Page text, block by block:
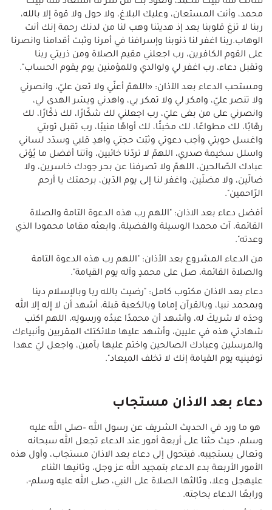
سألك منه نبيك محمد، ونعوذ بك من شر ما استعاذ منه نبيك
محمد، وأنت المستعان، وعليك البلاغ، ولا حول ولا قوة إلا بالله،
ربنا لا تزغ قلوبنا بعد إذ هديتنا وهب لنا من لدنك رحمة إنك أنت
الوهاب.ربنا اغفر لنا ذنوبنا وإسرافنا في أمرنا وثبت أقدامنا وانصرنا
على القوم الكافرين، رب اجعلني مقيم الصلاة ومن ذريتي ربنا
وتقبل دعاء، رب اغفر لي ولوالدي وللمؤمنين يوم يقوم الحساب".
ومستحب الدعاء بعد الآذان: «اللهمّ أعنّي ولا تعن عليّ، وانصرني
ولا تنصر عليّ، وامكر لي ولا تمكر بي، واهدني ويسّر الهدى لي،
وانصرني على من بغى عليّ، رب اجعلني لك شكّارًا، لك ذكّارًا، لك
رهّابًا، لك مطواعًا، لك مخبتًا، لك أواهًا منيبًا، رب تقبل توبتي
واغسل حوبتي وأجب دعوتي وثبّت حجتي واهدِ قلبي وسدّد لساني
واسلل سخيمة صدري، اللهمّ لا تردّنا خائبين، وآتنا أفضل ما يُؤتى
عبادك الصّالحين، اللهمّ ولا تصرفنا عن بحر جودك خاسرين، ولا
ضالّين، ولا مضلّين، واغفر لنا إلى يوم الدّين، برحمتك يا أرحم
الرّاحمين".
أفضل دعاء بعد الاذان: "اللهم رب هذه الدعوة التامة والصلاة
القائمة، آت محمدا الوسيلة والفضيلة، وابعثه مقاما محمودا الذي
وعدته".
من الدعاء المشروع بعد الأذان: "اللهم رب هذه الدعوة التامة
والصلاة القائمة، صل على محمدٍ وآله يوم القيامة".
دعاء بعد الاذان مكتوب كامل: "رضيت بالله ربا وبالإسلام دينا
وبمحمد نبيا، وبالقرآن إماما وبالكعبة قبلة، أشهد أن لا إِله إلا الله
وحدَه لا شريكَ له، وأشهد أن محمدًا عبدُه ورسولِه، اللهم اكتب
شهادتي هذه في عليين، وأشهد عليها ملائكتك المقربين وأنبياءك
والمرسلين وعبادك الصالحين واختم عليها بآمين، واجعل ليَ عهدا
توفينيه يوم القيامة إنك لا تخلف الميعاد".
دعاء بعد الاذان مستجاب
هو ما ورد في الحديث الشريف عن رسول الله –صلى الله عليه
وسلم، حيث حثنا على أربعة أمور عند الدعاء تجعل الله سبحانه
وتعالى يستجيبه، فيتحول إلى دعاء بعد الاذان مستجاب، وأول هذه
الأمور الأربعة بدء الدعاء بتمجيد الله عز وجل، وثانيها الثناء
عليهجل وعلا، وثالثها الصلاة على النبي، صلى الله عليه وسلم-،
ورابعًا الدعاء بحاجته.